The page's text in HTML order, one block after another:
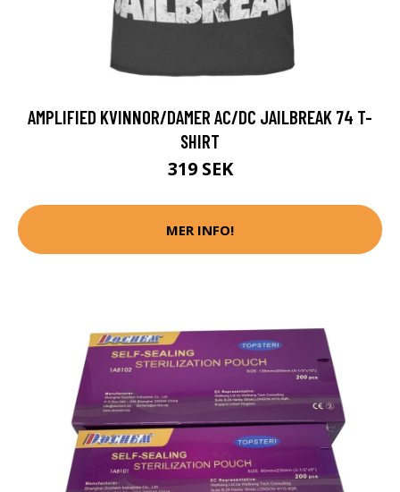
AMPLIFIED KVINNOR/DAMER AC/DC JAILBREAK 74 T-
SHIRT
319 SEK
MER INFO!